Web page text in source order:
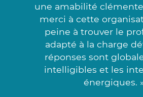
une amabilité
merci à cette
peine à trouver le
adapté à la charge
réponses sont
intelligibles et les
énergiques.